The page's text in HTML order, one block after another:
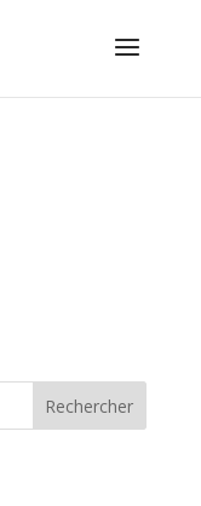
Rechercher